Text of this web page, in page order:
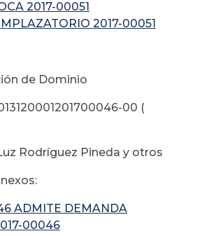
2017-00051
2017-00051
de Dominio
00 (
Rodríguez Pineda y otros
ADMITE DEMANDA
00046